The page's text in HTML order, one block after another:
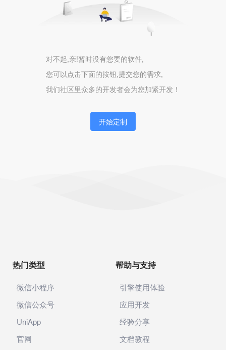
对不起,亲!暂时没有您要的软件,
您可以点击下面的按钮,提交您的需求,
我们社区里众多的开发者会为您加紧开发！
开始定制
热门类型
微信小程序
微信公众号
UniApp
官网
帮助与支持
引擎使用体验
应用开发
经验分享
文档教程